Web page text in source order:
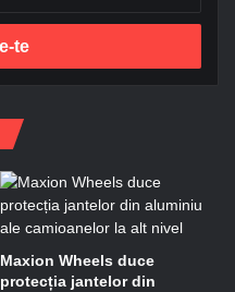
Maxion Wheels duce
protecția jantelor din